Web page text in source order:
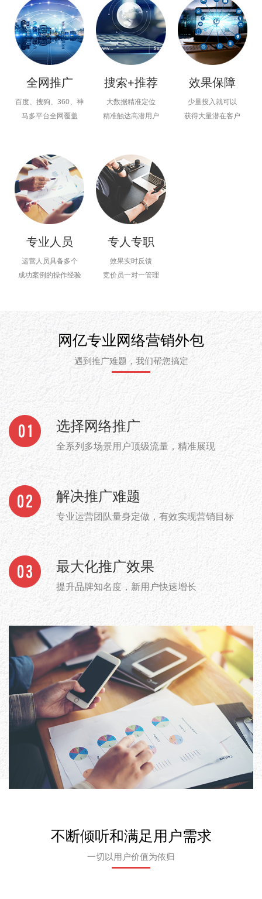
全网推广
百度、搜狗、360、神
马多平台全网覆盖
搜索+推荐
大数据精准定位
精准触达高潜用户
效果保障
少量投入就可以
获得大量潜在客户
专业人员
运营人员具备多个
成功案例的操作经验
专人专职
效果实时反馈
竞价员一对一管理
网亿专业网络营销外包
遇到推广难题，我们帮您搞定
选择网络推广
全系列多场景用户顶级流量，精准展现
解决推广难题
专业运营团队量身定做，有效实现营销目标
最大化推广效果
提升品牌知名度，新用户快速增长
不断倾听和满足用户需求
一切以用户价值为依归